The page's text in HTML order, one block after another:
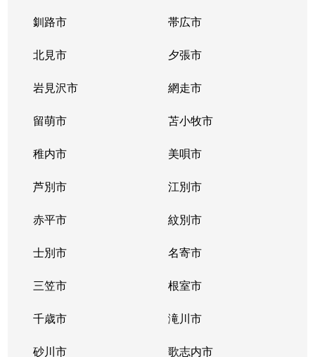
豊平２条
東札幌
豊平３条
学園前(札幌)
豊平４条
豊平公園
豊平４条
豊平公園
豊平４条
豊平公園
豊平６条
学園前(札幌)
豊平８条
学園前(札幌)
豊平８条
豊平公園
豊平９条
豊平公園
中の島１条
中の島
釧路市 帯広市
北見市 夕張市
岩見沢市 網走市
留萌市 苫小牧市
稚内市 美唄市
芦別市 江別市
赤平市 紋別市
士別市 名寄市
三笠市 根室市
千歳市 滝川市
砂川市 歌志内市